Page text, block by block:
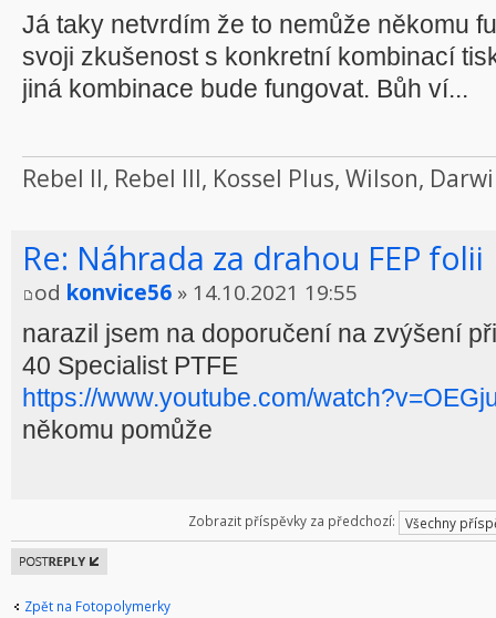
Já taky netvrdím že to nemůže někomu
svoji zkušenost s konkretní kombinací
jiná kombinace bude fungovat. Bůh ví...
Rebel II, Rebel III, Kossel Plus, Wilson,
Re: Náhrada za drahou FEP folii
od konvice56 » 14.10.2021 19:55
narazil jsem na doporučení na zvýšení
40 Specialist PTFE
https://www.youtube.com/
někomu pomůže
Zobrazit příspěvky za předchozí:
Odeslat
odpověď
Zpět na Fotopolymerky